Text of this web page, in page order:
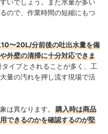
いでしょう。また水量が多い
ので、作業時間の短縮にもつ
〜20L/分前後の吐出水量を備
外壁の清掃に十分対応できま
イプとされることが多く、工
量の汚れを押し流す現場で活
は異なります。
購入時は商品
できるのかを確認するのが堅